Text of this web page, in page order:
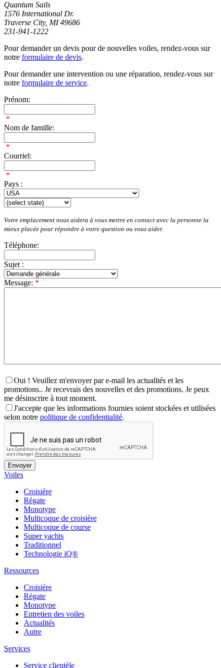
Quantum Sails
1576 International Dr.
Traverse City, MI 49686
231-941-1222
Pour demander un devis pour de nouvelles voiles, rendez-vous sur
notre formulaire de devis.
Pour demander une intervention ou une réparation, rendez-vous sur
notre formulaire de service.
Prénom:
*
Nom de famille:
*
Courriel:
*
Pays :
Votre emplacement nous aidera à vous mettre en contact avec la personne la
mieux placée pour répondre à votre question ou vous aider.
Téléphone:
Sujet :
Message: *
Oui ! Veuillez m'envoyer par e-mail les actualités et les
promotions.. Je recevrais des nouvelles et des promotions. Je peux
me désinscrire à tout moment.
J'accepte que les informations fournies soient stockées et utilisées
selon notre politique de confidentialité.
Voiles
Croisière
Régate
Monotype
Multicoque de croisière
Multicoque de course
Super yachts
Traditionnel
Technologie iQ®
Ressources
Croisière
Régate
Monotype
Entretien des voiles
Actualités
Autre
Services
Service clientèle